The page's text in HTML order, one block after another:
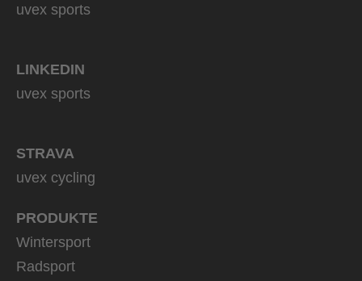
uvex sports
LINKEDIN
uvex sports
STRAVA
uvex cycling
PRODUKTE
Wintersport
Radsport